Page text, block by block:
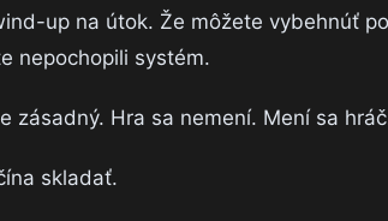
up na útok. Že môžete vybehnúť
nepochopili systém.
zásadný. Hra sa nemení. Mení sa
skladať.